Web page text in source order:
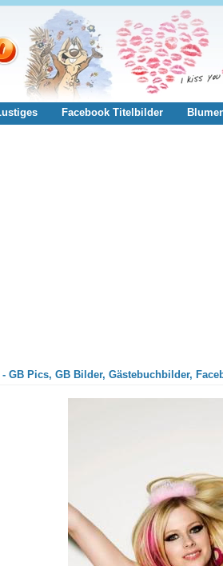
Facebook Titelbilder
GB Pics, GB Bilder, Gästebuchbilder,